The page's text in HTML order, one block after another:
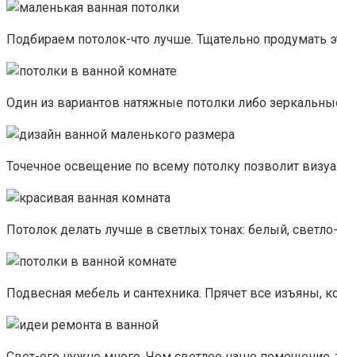
Подбираем потолок-что лучше. Тщательно продумать
Один из вариантов натяжные потолки либо
Точечное освещение по всему потолку позволит
Потолок делать лучше в светлых тонах: белый,
Подвесная мебель и сантехника. Прячет все изъяны,